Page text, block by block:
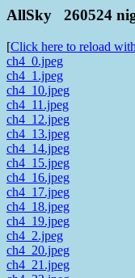
AllSky 260524
[Click here to reload
ch4_0.jpeg
ch4_1.jpeg
ch4_10.jpeg
ch4_11.jpeg
ch4_12.jpeg
ch4_13.jpeg
ch4_14.jpeg
ch4_15.jpeg
ch4_16.jpeg
ch4_17.jpeg
ch4_18.jpeg
ch4_19.jpeg
ch4_2.jpeg
ch4_20.jpeg
ch4_21.jpeg